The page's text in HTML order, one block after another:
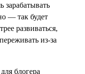
зарабатывать
— так будет
развиваться,
из-за